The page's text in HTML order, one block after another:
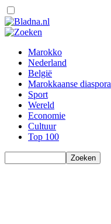
Marokko
Nederland
België
Marokkaanse diaspora
Sport
Wereld
Economie
Cultuur
Top 100